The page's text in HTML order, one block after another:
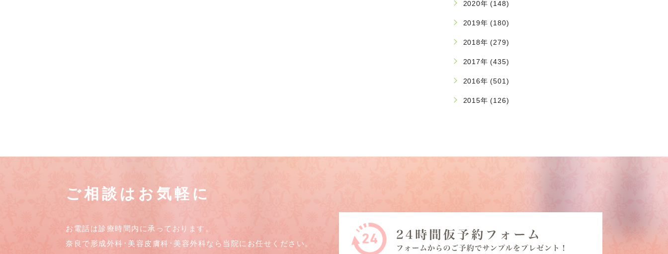
2020年 (148)
2019年 (180)
2018年 (279)
2017年 (435)
2016年 (501)
2015年 (126)
ご相談はお気軽に
お電話は診療時間内に承っております。
奈良で形成外科･美容皮膚科･美容外科なら当院にお任せください。